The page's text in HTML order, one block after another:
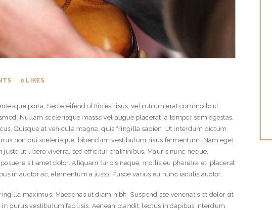
0 LIKES
porta. Sed eleifend ultricies risus, vel rutrum erat commodo ut.
Nullam scelerisque massa vel augue placerat, a tempor sem egestas.
Quisque at vehicula magna, quis fringilla sapien. Ut interdum dictum
non dui scelerisque, bibendum vestibulum risus fermentum. Nam eget
ut libero viverra, sed efficitur erat finibus. Mauris nunc neque,
sit amet dolor. Aliquam turpis neque, mollis eu pharetra et, placerat
in auctor ac, elementum a justo. Fusce varius eu nunc iaculis auctor.
maximus. Maecenas ut diam nibh. Suspendisse venenatis et dolor sit
in purus vestibulum facilisis. Aenean blandit, lectus in dapibus interdum,